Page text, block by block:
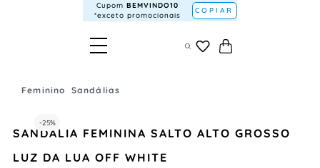
Cupom BEMVINDO10
*exceto promocionais
COPIAR
Feminino Sandálias
-25%
SANDÁLIA FEMININA SALTO ALTO GROSSO
LUZ DA LUA OFF WHITE